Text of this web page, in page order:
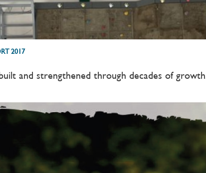
2017
and strengthened through decades of